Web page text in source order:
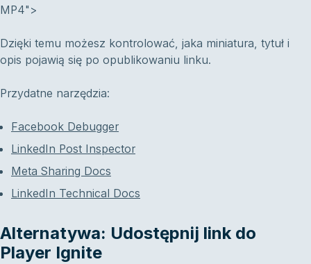
MP4">
Dzięki temu możesz kontrolować, jaka miniatura, tytuł i
opis pojawią się po opublikowaniu linku.
Przydatne narzędzia:
Facebook Debugger
LinkedIn Post Inspector
Meta Sharing Docs
LinkedIn Technical Docs
Alternatywa: Udostępnij link do
Player Ignite